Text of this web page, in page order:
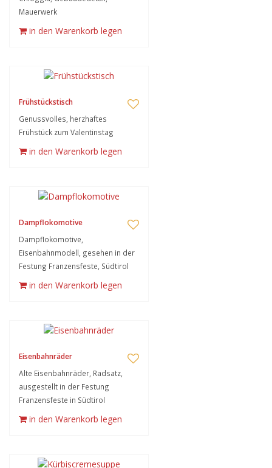
Mauerwerk
in den Warenkorb legen
Frühstückstisch
Genussvolles, herzhaftes
Frühstück zum Valentinstag
in den Warenkorb legen
Dampflokomotive
Dampflokomotive,
Eisenbahnmodell, gesehen in der
Festung Franzensfeste, Südtirol
in den Warenkorb legen
Eisenbahnräder
Alte Eisenbahnräder, Radsatz,
ausgestellt in der Festung
Franzensfeste in Südtirol
in den Warenkorb legen